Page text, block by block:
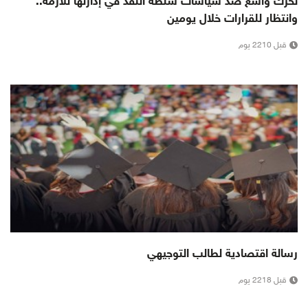
وانتظار للقرارات خلال يومين
قبل 2210 يوم
رسالة اقتصادية لطالب التوجيهي
قبل 2218 يوم